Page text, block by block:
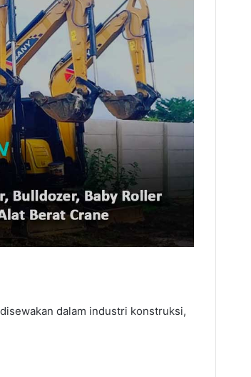
dalam industri konstruksi,